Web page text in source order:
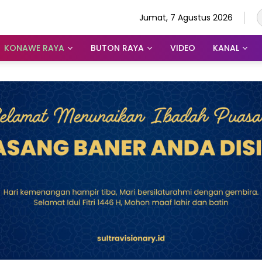
Jumat, 7 Agustus 2026
KONAWE RAYA BUTON RAYA VIDEO KANAL